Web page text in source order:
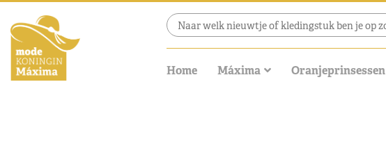
Home Máxima Oranjeprinsessen